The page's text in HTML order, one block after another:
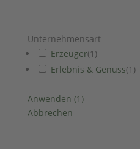
Unternehmensart
Erzeuger(1 )
Erlebnis & Genuss(1 )
Anwenden (1 )
Abbrechen